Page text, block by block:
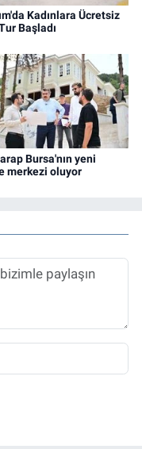
Kadınlara Ücretsiz
Başladı
Bursa'nın yeni
merkezi oluyor